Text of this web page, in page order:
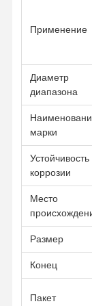
Все Случаи
Фитинги
Выкованные
Фланцы
клапан из
Применение
Диаметр
диапазона
марки
Устойчивость
коррозии
Место
Размер
Конец
Пакет